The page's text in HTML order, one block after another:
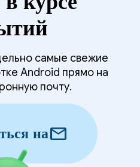
самые свежие
Android прямо на
почту.
наmail